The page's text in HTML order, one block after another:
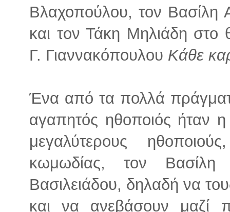
Βλαχοπούλου, τον Βασίλη
και τον Τάκη Μηλιάδη στο
Γ. Γιαννακόπουλου Κάθε
Ένα από τα πολλά
αγαπητός ηθοποιός ήταν
μεγαλύτερους
κωμωδίας, τον Βασίλη
Βασιλειάδου, δηλαδή να
και να ανεβάσουν μαζί